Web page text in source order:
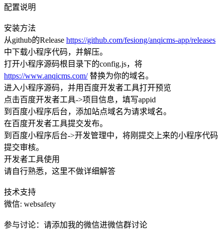
配置说明
安装方法
从github的Release https://github.com/fesiong/anqicms-app/releases
中下载小程序代码，并解压。
打开小程序源码根目录下的config.js，将
https://www.anqicms.com/替换为你的域名。
进入小程序源码，并用百度开发者工具打开预览
点击百度开发者工具->项目信息，填写appid
到百度小程序后台，添加站点域名为请求域名。
在百度开发者工具提交发布。
到百度小程序后台->开发管理中，将刚提交上来的小程序代码
提交审核。
开发者工具使用
请自行熟悉，这里不做详细解答
技术支持
微信: websafety
参与讨论：请添加我的微信进微信群讨论